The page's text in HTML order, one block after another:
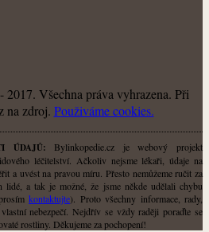
Všechna práva vyhrazena. Při
na zdroj. Použiváme cookies.
ÚDAJŮ: Bylinkopedie.cz je webový projekt
léčitelství. Ačkoliv nejsme lékaři, údaje na
a uvést na pravou míru. Přesto nemůžeme ručit za
lidé, a tak je možné, že jsme někde udělali chybu
kontaktujte). Proto všechny informace, rady,
nebezpečí. Nejdřív se vždy raději poraďte se
rostliny. Děkujeme za pochopení!